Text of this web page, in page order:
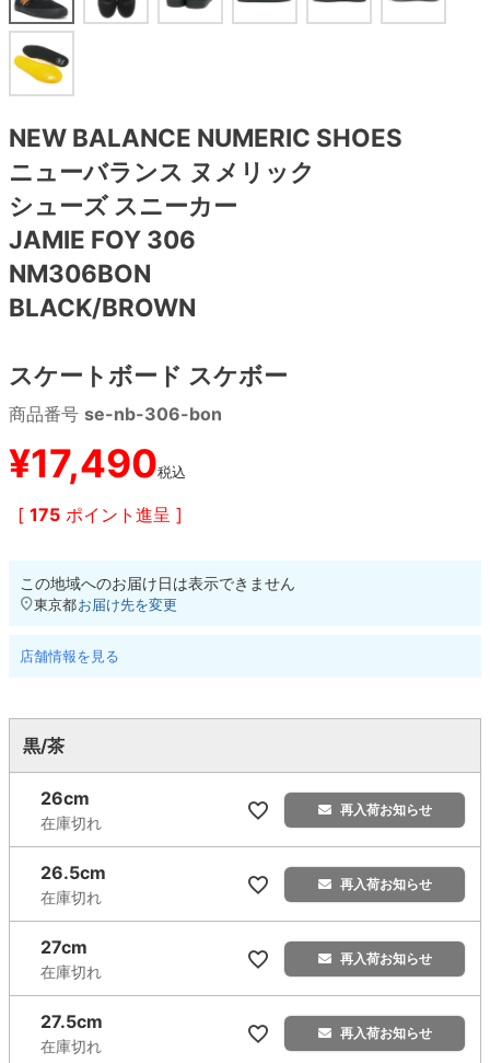
NEW BALANCE NUMERIC SHOES
ニューバランス ヌメリック
シューズ スニーカー
JAMIE FOY 306
NM306BON
BLACK/BROWN
スケートボード スケボー
商品番号 se-nb-306-bon
¥17,490税込
[ 175 ポイント進呈 ]
この地域へのお届け日は表示できません
東京都お届け先を変更
店舗情報を見る
黒/茶
26cm
在庫切れ
再入荷お知らせ
26.5cm
在庫切れ
再入荷お知らせ
27cm
在庫切れ
再入荷お知らせ
27.5cm
在庫切れ
再入荷お知らせ
8.4inch
8.5inch
8.7inch
8.8inch
8.9inch
高性能デッキ
8.5inch
8.6inch
8.8inch
8.9inch
9.0inch以上
64mm
65mm
72mm
75mm
110mm
スケートケース・バッグ
メディア（雑誌・DVD・CD）
27.5cm
28cm
29cm
29.5cm
30cm
ソックス
アンダーウエア
サイズの測り方